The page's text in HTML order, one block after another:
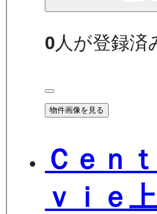
0人が登録済
物件画像を見る
Ｃｅｎ
ｖｉｅ